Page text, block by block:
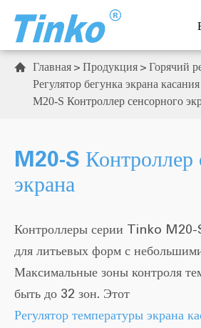
 Главная Продукция
Горячий
Регулятор бегунка экрана
M20-S Контроллер сенсорного
M20-S Контроллер
экрана
Контроллеры серии Tinko M20-
для литьевых форм с
Максимальные зоны контроля
быть до 32 зон. Этот
Регулятор температуры экрана